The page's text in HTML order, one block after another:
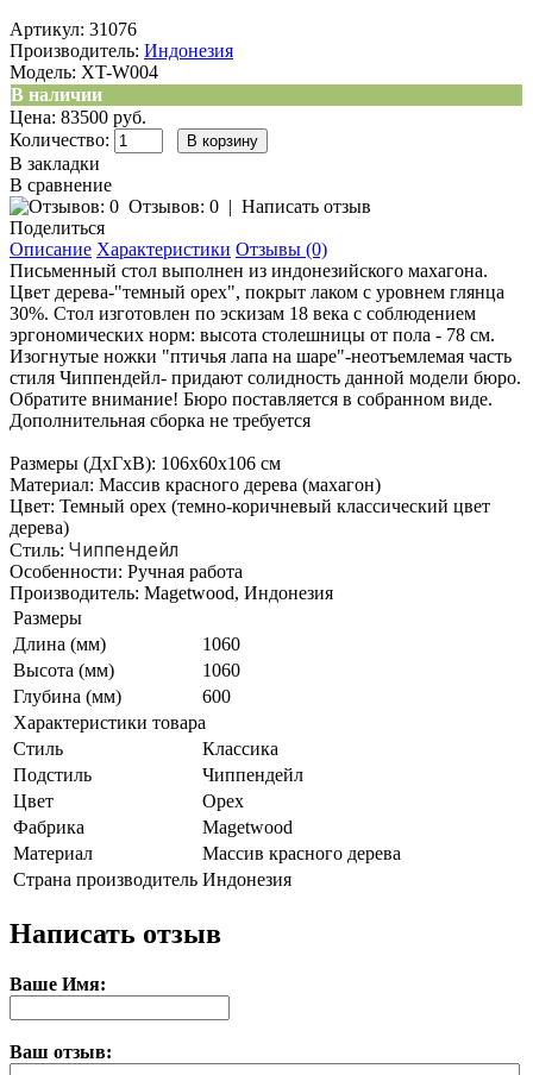
Артикул: 31076
Производитель: Индонезия
Модель: XT-W004
В наличии
Цена: 83500 руб.
Количество:
В закладки
В сравнение
Отзывов: 0 | Написать отзыв
Поделиться
Описание Характеристики Отзывы (0)
Письменный стол выполнен из индонезийского махагона.
Цвет дерева-"темный орех", покрыт лаком с уровнем глянца
30%. Стол изготовлен по эскизам 18 века с соблюдением
эргономических норм: высота столешницы от пола - 78 см.
Изогнутые ножки "птичья лапа на шаре"-неотъемлемая часть
стиля Чиппендейл- придают солидность данной модели бюро.
Обратите внимание! Бюро поставляется в собранном виде.
Дополнительная сборка не требуется
Размеры (ДхГхВ): 106х60х106 см
Материал: Массив красного дерева (махагон)
Цвет: Темный орех (темно-коричневый классический цвет
дерева)
Стиль: Чиппендейл
Особенности: Ручная работа
Производитель: Magetwood, Индонезия
Размеры
Длина (мм)
1060
Высота (мм)
1060
Глубина (мм)
600
Характеристики товара
Стиль
Классика
Подстиль
Чиппендейл
Цвет
Орех
Фабрика
Magetwood
Материал
Массив красного дерева
Страна производитель Индонезия
Написать отзыв
Ваше Имя:
Ваш отзыв: